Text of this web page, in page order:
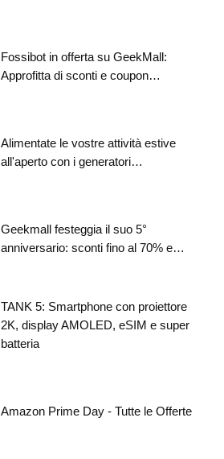
Fossibot in offerta su GeekMall:
Approfitta di sconti e coupon…
Alimentate le vostre attività estive
all'aperto con i generatori…
Geekmall festeggia il suo 5°
anniversario: sconti fino al 70% e…
TANK 5: Smartphone con proiettore
2K, display AMOLED, eSIM e super
batteria
Amazon Prime Day - Tutte le Offerte